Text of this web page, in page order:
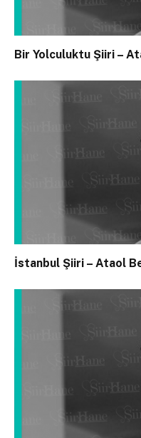
Bir Yolculuktu Şiiri –
İstanbul Şiiri – Ataol